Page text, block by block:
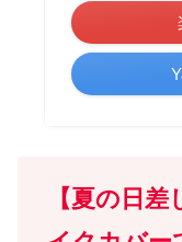
【夏の日